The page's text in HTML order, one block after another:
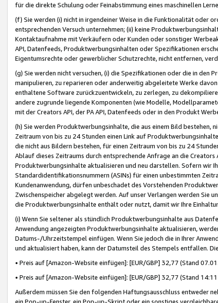
für die direkte Schulung oder Feinabstimmung eines maschinellen
(f) Sie werden (i) nicht in irgendeiner Weise in die Funktionalität oder
entsprechenden Versuch unternehmen; (ii) keine
Kontaktaufnahme mit Verkäufern oder Kunden oder sonstiger
API, Datenfeeds, Produktwerbungsinhalten oder Spezifikationen
Eigentumsrechte oder gewerblicher Schutzrechte, nicht entfernen,
(g) Sie werden nicht versuchen, (i) die Spezifikationen oder die in
manipulieren, zu reparieren oder anderweitig abgeleitete Werke
enthaltene Software zurückzuentwickeln, zu zerlegen, zu
andere zugrunde liegende Komponenten (wie Modelle,
mit der Creators API, der PA API, Datenfeeds oder in den Produkt
(h) Sie werden Produktwerbungsinhalte, die aus einem Bild bestehen,
Zeitraum von bis zu 24 Stunden einen Link auf
die nicht aus Bildern bestehen, für einen Zeitraum von bis zu 24
Ablauf dieses Zeitraums durch entsprechende Anfrage an die
Produktwerbungsinhalte aktualisieren und neu darstellen. Sofern wir
Standardidentifikationsnummern (ASINs) für einen unbestimmten
Kundenanwendung, dürfen unbeschadet des Vorstehenden
Zwischenspeicher abgelegt werden. Auf unser Verlangen werden Sie
die Produktwerbungsinhalte enthält oder nutzt, damit wir Ihre
(i) Wenn Sie seltener als stündlich Produktwerbungsinhalte aus
Anwendung angezeigten Produktwerbungsinhalte aktualisieren,
Datums-/Uhrzeitstempel einfügen. Wenn Sie jedoch die in Ihrer
und aktualisiert haben, kann der Datumsteil des Stempels entfallen.
• Preis auf [Amazon-Website einfügen]: [EUR/GBP] 32,77 (Stand
• Preis auf [Amazon-Website einfügen]: [EUR/GBP] 32,77 (Stand
Außerdem müssen Sie den folgenden Haftungsausschluss entweder
ein Pop-up-Fenster, ein Pop-up-Skript oder ein sonstiges